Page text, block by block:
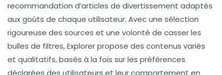
recommandation d’articles de divertissement adaptés
aux goûts de chaque utilisateur. Avec une sélection
rigoureuse des sources et une volonté de casser les
bulles de filtres,Explorerpropose des contenus variés
et qualitatifs, basés à la fois sur les préférences
déclarées des utilisateurs et leur comportement en